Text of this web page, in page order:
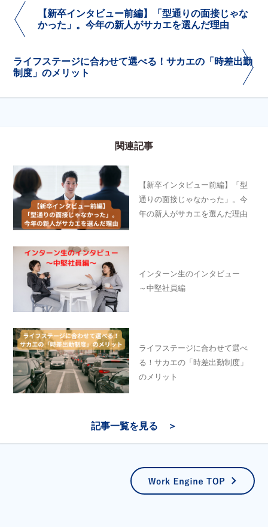
【新卒インタビュー前編】「型通りの面接じゃな
かった」。今年の新人がサカエを選んだ理由
ライフステージに合わせて選べる！サカエの「時差出勤
制度」のメリット
関連記事
【新卒インタビュー前編】「型
通りの面接じゃなかった」。今
年の新人がサカエを選んだ理由
インターン生のインタビュー
～中堅社員編
ライフステージに合わせて選べ
る！サカエの「時差出勤制度」
のメリット
記事一覧を見る